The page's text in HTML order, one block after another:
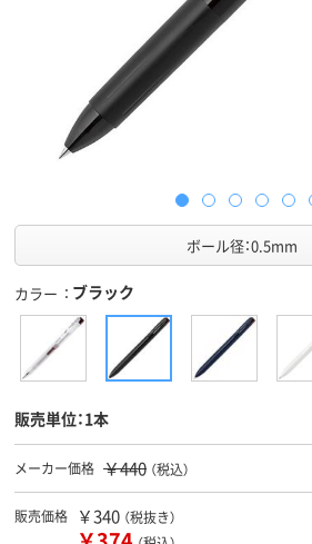
ボール径：0.5mm
カラー ブラック
販売単位：1本
メーカー価格 ￥440 （税込）
販売価格 ￥340 （税抜き）